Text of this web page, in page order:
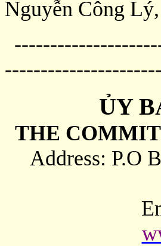
Nguyễn Công
ỦY
THE
Address: P.O